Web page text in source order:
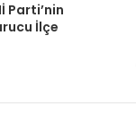
Parti’nin
İlçe